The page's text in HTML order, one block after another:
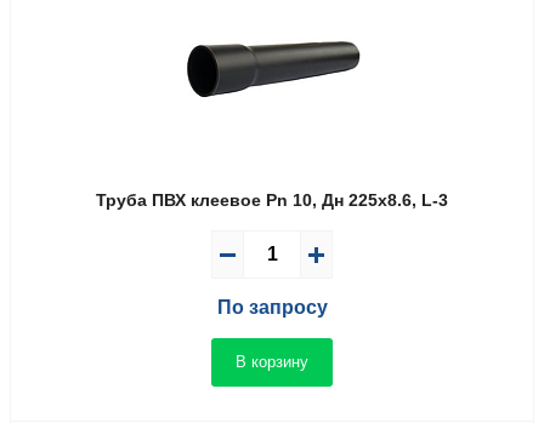
Труба ПВХ клеевое Pn 10, Дн 225х8.6, L-3
По запросу
В корзину